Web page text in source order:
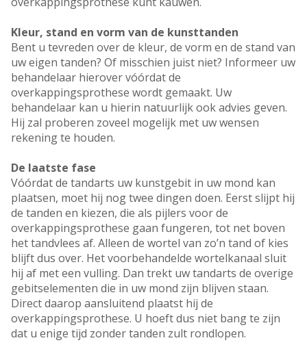
Kleur, stand en vorm van de kunsttanden
Bent u tevreden over de kleur, de vorm en de stand van
uw eigen tanden? Of misschien juist niet? Informeer uw
behandelaar hierover vóórdat de
overkappingsprothese wordt gemaakt. Uw
behandelaar kan u hierin natuurlijk ook advies geven.
Hij zal proberen zoveel mogelijk met uw wensen
rekening te houden.
De laatste fase
Vóórdat de tandarts uw kunstgebit in uw mond kan
plaatsen, moet hij nog twee dingen doen. Eerst slijpt hij
de tanden en kiezen, die als pijlers voor de
overkappingsprothese gaan fungeren, tot net boven
het tandvlees af. Alleen de wortel van zo’n tand of kies
blijft dus over. Het voorbehandelde wortelkanaal sluit
hij af met een vulling. Dan trekt uw tandarts de overige
gebitselementen die in uw mond zijn blijven staan.
Direct daarop aansluitend plaatst hij de
overkappingsprothese. U hoeft dus niet bang te zijn
dat u enige tijd zonder tanden zult rondlopen.